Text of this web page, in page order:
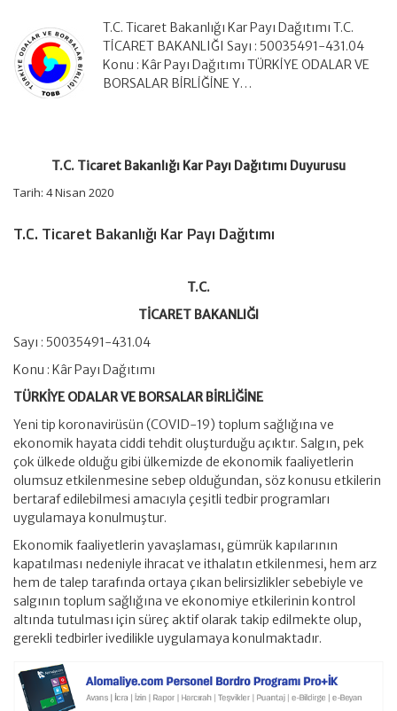
Duyurusu
için
T.C. Ticaret Bakanlığı Kar Payı Dağıtımı T.C.
TİCARET BAKANLIĞI Sayı : 50035491-431.04
Konu : Kâr Payı Dağıtımı TÜRKİYE ODALAR VE
BORSALAR BİRLİĞİNE Y…
T.C. Ticaret Bakanlığı Kar Payı Dağıtımı Duyurusu
Tarih: 4 Nisan 2020
T.C. Ticaret Bakanlığı Kar Payı Dağıtımı
T.C.
TİCARET BAKANLIĞI
Sayı : 50035491-431.04
Konu : Kâr Payı Dağıtımı
TÜRKİYE ODALAR VE BORSALAR BİRLİĞİNE
Yeni tip koronavirüsün (COVID-19) toplum sağlığına ve
ekonomik hayata ciddi tehdit oluşturduğu açıktır. Salgın, pek
çok ülkede olduğu gibi ülkemizde de ekonomik faaliyetlerin
olumsuz etkilenmesine sebep olduğundan, söz konusu etkilerin
bertaraf edilebilmesi amacıyla çeşitli tedbir programları
uygulamaya konulmuştur.
Ekonomik faaliyetlerin yavaşlaması, gümrük kapılarının
kapatılması nedeniyle ihracat ve ithalatın etkilenmesi, hem arz
hem de talep tarafında ortaya çıkan belirsizlikler sebebiyle ve
salgının toplum sağlığına ve ekonomiye etkilerinin kontrol
altında tutulması için süreç aktif olarak takip edilmekte olup,
gerekli tedbirler ivedilikle uygulamaya konulmaktadır.